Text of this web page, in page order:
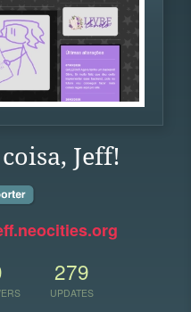
Jeff!
279
UPDATES